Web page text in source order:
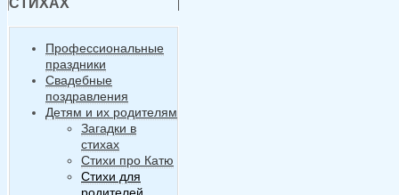
Профессиональные
праздники
Свадебные
поздравления
Детям и их родителям
Загадки в
стихах
Стихи про Катю
Стихи для
родителей